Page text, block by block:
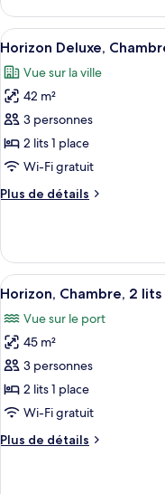
2
lits
une
place
le
type
de
Chambre
Deluxe,
lits
une
place
Afficher
toutes
les
photos
pour
ce
type
chambre :
Chambre,
2
une
place
6
Horizon Deluxe,
Vue sur la ville
42 m²
3 personnes
2 lits 1 place
Wi-Fi gratuit
Plus de détails
Plus
le
type
de
Horizon
Deluxe,
2
lits
une
place
Afficher
toutes
les
photos
pour
ce
type
chambre :
7
Horizon, Chambre, 2
Vue sur le port
45 m²
3 personnes
2 lits 1 place
Wi-Fi gratuit
Plus de détails
Plus